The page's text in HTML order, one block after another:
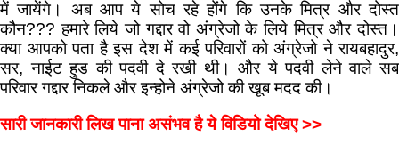
में जायेंगे। अब आप ये सोच रहे होंगे कि उनके मित्र और दोस्त
कौन??? हमारे लिये जो गद्दार वो अंग्रेजो के लिये मित्र और दोस्त।
क्या आपको पता है इस देश में कई परिवारों को अंग्रेजो ने रायबहादुर,
सर, नाईट हुड की पदवी दे रखी थी। और ये पदवी लेने वाले सब
परिवार गद्दार निकले और इन्होने अंग्रेजो की खूब मदद की।
सारी जानकारी लिख पाना असंभव है ये विडियो देखिए >>